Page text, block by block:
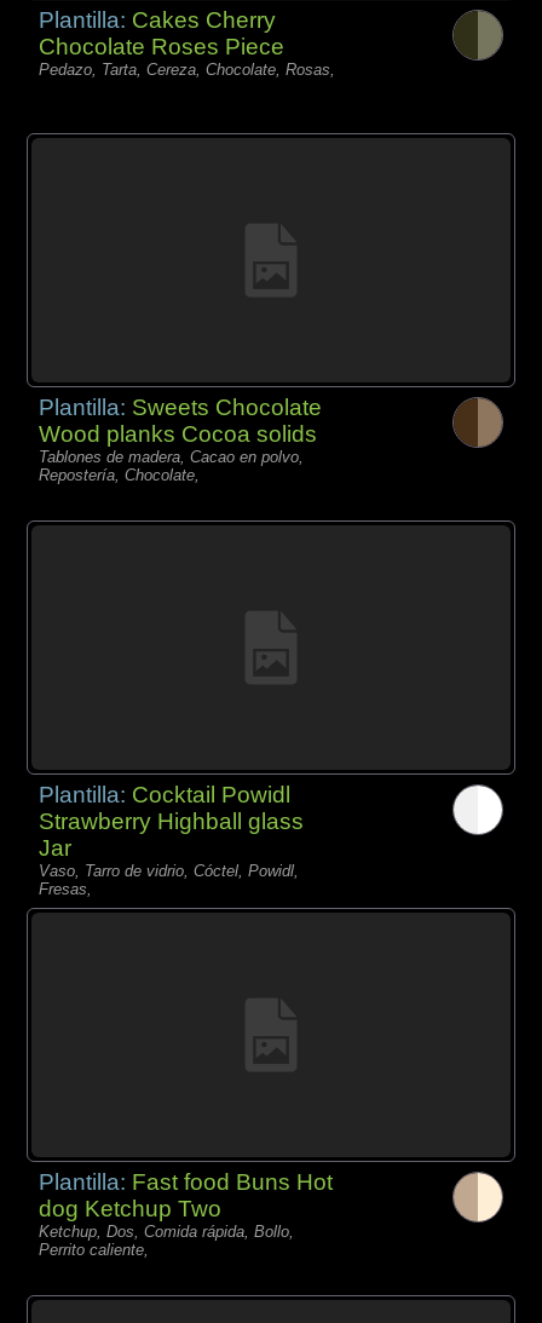
Plantilla: Cakes Cherry
Chocolate Roses Piece
Pedazo, Tarta, Cereza, Chocolate, Rosas,
Plantilla: Sweets Chocolate
Wood planks Cocoa solids
Tablones de madera, Cacao en polvo,
Repostería, Chocolate,
Plantilla: Cocktail Powidl
Strawberry Highball glass
Jar
Vaso, Tarro de vidrio, Cóctel, Powidl,
Fresas,
Plantilla: Fast food Buns Hot
dog Ketchup Two
Ketchup, Dos, Comida rápida, Bollo,
Perrito caliente,